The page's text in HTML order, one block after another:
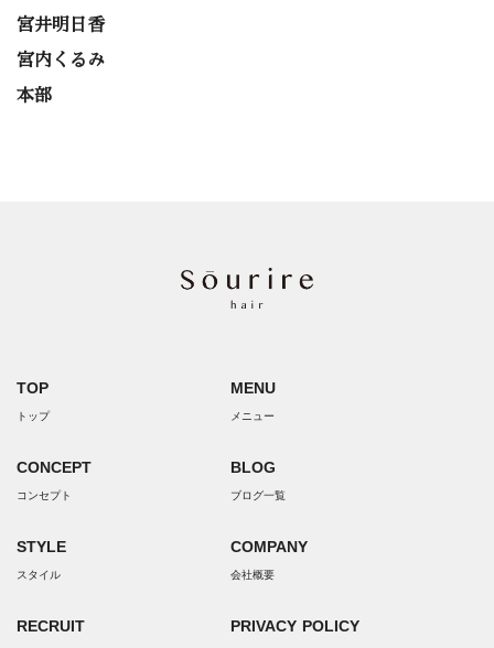
宮井明日香
宮内くるみ
本部
TOP
トップ
CONCEPT
コンセプト
STYLE
スタイル
RECRUIT
MENU
メニュー
BLOG
ブログ一覧
COMPANY
会社概要
PRIVACY POLICY